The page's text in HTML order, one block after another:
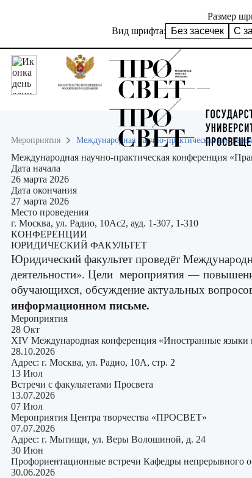
Размер
Вид шрифта:
Без засечек С
Мероприятия Международная научно-практическая
Международная научно-практическая конференция
Дата начала
26 марта 2026
Дата окончания
27 марта 2026
Место проведения
г. Москва, ул. Радио, 10Ас2, ауд. 1-307, 1-310
КОНФЕРЕНЦИИ
ЮРИДИЧЕСКИЙ ФАКУЛЬТЕТ
Юридический факультет проведёт
деятельности». Цели мероприятия —
обучающихся, обсуждение актуальных
информационном письме.
Мероприятия
28 Окт
ХIV Международная конференция «Иностранные языки
28.10.2026
Адрес: г. Москва, ул. Радио, 10А, стр. 2
13 Июл
Встречи с факультетами Просвета
13.07.2026
07 Июл
Мероприятия Центра творчества «ПРОСВЕТ»
07.07.2026
Адрес: г. Мытищи, ул. Веры Волошиной, д. 24
30 Июн
Профориентационные встречи Кафедры непрерывного
30.06.2026